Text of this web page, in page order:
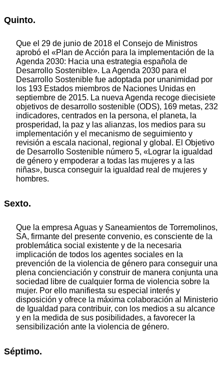
Quinto.
Que el 29 de junio de 2018 el Consejo de Ministros
aprobó el «Plan de Acción para la implementación de la
Agenda 2030: Hacia una estrategia española de
Desarrollo Sostenible». La Agenda 2030 para el
Desarrollo Sostenible fue adoptada por unanimidad por
los 193 Estados miembros de Naciones Unidas en
septiembre de 2015. La nueva Agenda recoge diecisiete
objetivos de desarrollo sostenible (ODS), 169 metas, 232
indicadores, centrados en la persona, el planeta, la
prosperidad, la paz y las alianzas, los medios para su
implementación y el mecanismo de seguimiento y
revisión a escala nacional, regional y global. El Objetivo
de Desarrollo Sostenible número 5, «Lograr la igualdad
de género y empoderar a todas las mujeres y a las
niñas», busca conseguir la igualdad real de mujeres y
hombres.
Sexto.
Que la empresa Aguas y Saneamientos de Torremolinos,
SA, firmante del presente convenio, es consciente de la
problemática social existente y de la necesaria
implicación de todos los agentes sociales en la
prevención de la violencia de género para conseguir una
plena concienciación y construir de manera conjunta una
sociedad libre de cualquier forma de violencia sobre la
mujer. Por ello manifiesta su especial interés y
disposición y ofrece la máxima colaboración al Ministerio
de Igualdad para contribuir, con los medios a su alcance
y en la medida de sus posibilidades, a favorecer la
sensibilización ante la violencia de género.
Séptimo.